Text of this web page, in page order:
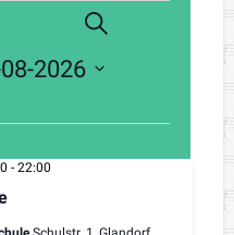
e
s
S
c
h
n
2026
- 22:00